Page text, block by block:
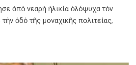
ἀπὸ νεαρὴ ἡλικία ὁλόψυχα τὸν
ὁδὸ τῆς μοναχικῆς πολιτείας,